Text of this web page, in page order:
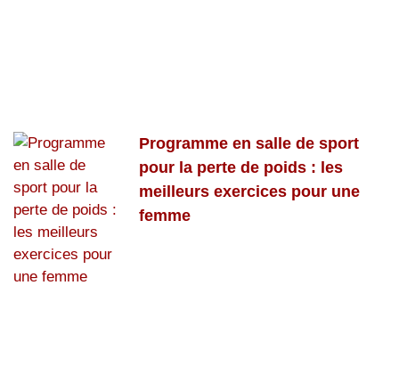
Programme en salle de sport
pour la perte de poids : les
meilleurs exercices pour une
femme